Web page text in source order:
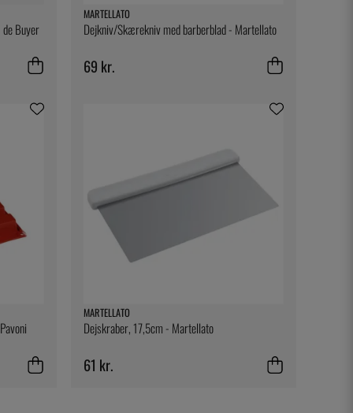
Buyer
MARTELLATO
Dejkniv/Skærekniv med barberblad - Martellato
69 kr.
MARTELLATO
Dejskraber, 17,5cm - Martellato
61 kr.